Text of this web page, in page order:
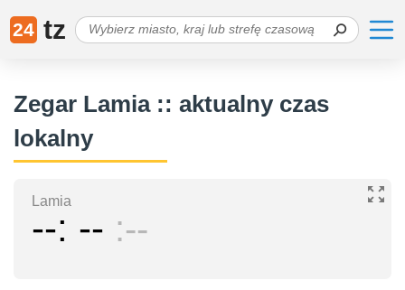
24 tz
Zegar Lamia :: aktualny czas
lokalny
Lamia
-- -- --